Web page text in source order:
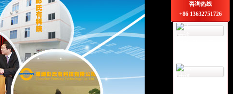
咨询热线
+86 13632751726